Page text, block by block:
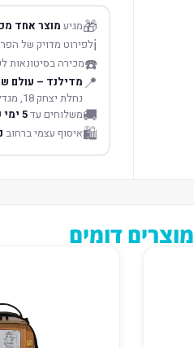
🎁מגיע מוצר אחד
ℹ️לפירוט מדויק של
☎️מכירה בסיטונאות
📍 מדילנד – עולם
נחלת יצחק 18, מגדלי תל אביב
🚚משלוחים עד5 ימי עסקים
🛍️איסוף עצמי ברחוב
מוצרים דומים